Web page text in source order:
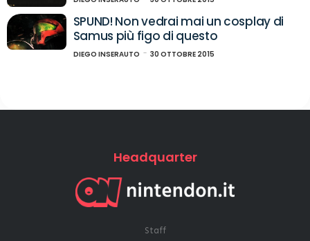
SPUND! Non vedrai mai un cosplay di
Samus più figo di questo
DIEGO INSERAUTO 30 OTTOBRE 2015
Headquarter
Staff